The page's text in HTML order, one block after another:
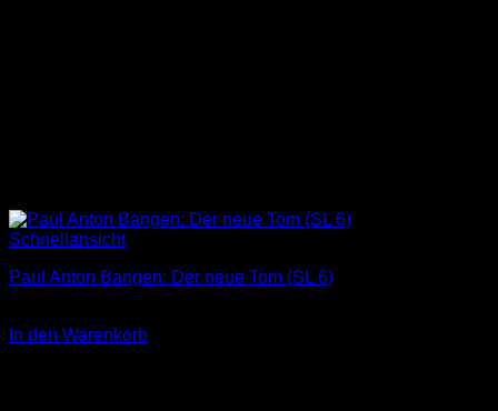
Schnellansicht
Paul Anton Bangen: Der neue Tom (SL 6)
In den Warenkorb